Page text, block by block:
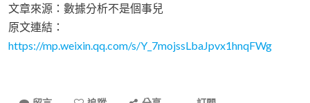
文章來源：數據分析不是個事兒
原文連結：
https://mp.weixin.qq.com/s/Y_7mojssLbaJpvx1hnqFWg